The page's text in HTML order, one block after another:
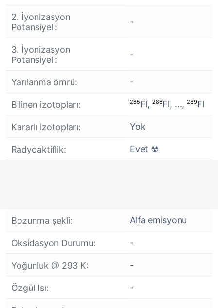
2. İyonizasyon
Potansiyeli:
-
3. İyonizasyon
Potansiyeli:
-
Yarılanma ömrü: -
Bilinen izotopları: 285Fl, 286Fl, ..., 289Fl
Kararlı izotopları: Yok
Radyoaktiflik: Evet ☢
Bozunma şekli: Alfa emisyonu
Oksidasyon Durumu: -
Yoğunluk @ 293 K: -
Özgül Isı: -